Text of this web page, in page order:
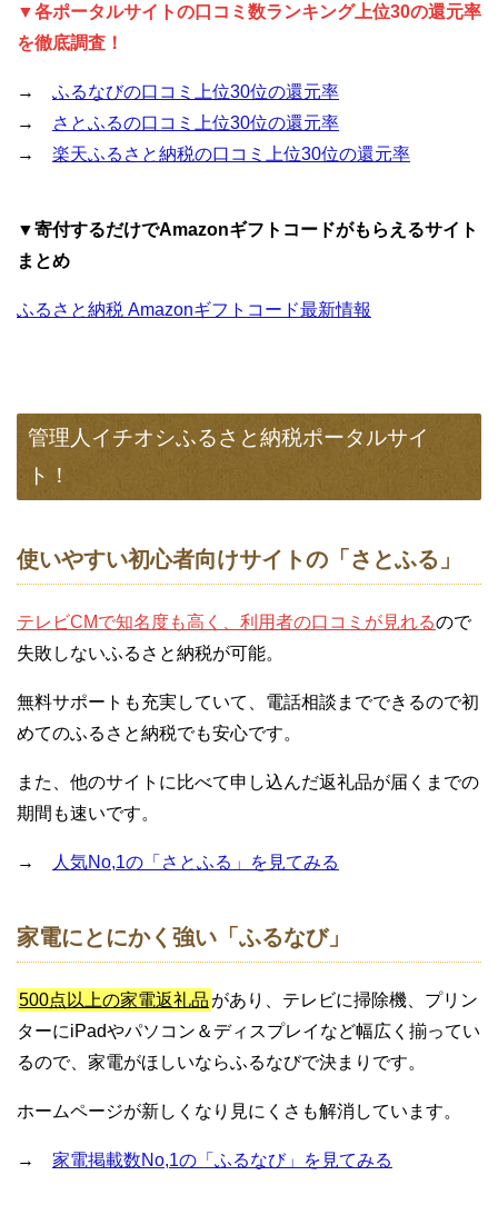
▼各ポータルサイトの口コミ数ランキング上位30の還元率
を徹底調査！
→ ふるなびの口コミ上位30位の還元率
→
さとふるの口コミ上位30位の還元率
→ 楽天ふるさと納税の口コミ上位30位の還元率
▼寄付するだけでAmazonギフトコードがもらえるサイト
まとめ
ふるさと納税 Amazonギフトコード最新情報
管理人イチオシふるさと納税ポータルサイ
ト！
使いやすい初心者向けサイトの「さとふる」
テレビCMで知名度も高く、利用者の口コミが見れるので
失敗しないふるさと納税が可能。
無料サポートも充実していて、電話相談までできるので初
めてのふるさと納税でも安心です。
また、他のサイトに比べて申し込んだ返礼品が届くまでの
期間も速いです。
→ 人気No,1の「さとふる」を見てみる
家電にとにかく強い「ふるなび」
500点以上の家電返礼品 があり、テレビに掃除機、プリン
ターにiPadやパソコン＆ディスプレイなど幅広く揃ってい
るので、家電がほしいならふるなびで決まりです。
ホームページが新しくなり見にくさも解消しています。
→ 家電掲載数No,1の「ふるなび」を見てみる